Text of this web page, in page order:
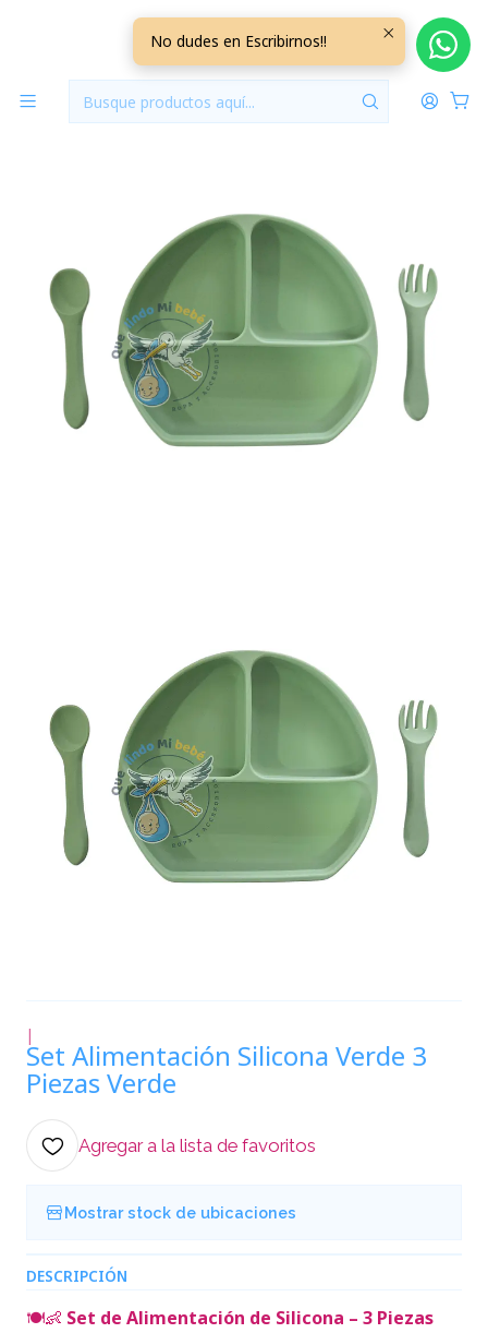
Inicio Lactancia y Alimentacion
Set Alimentación Silicona Verde 3 Piezas Verde
|
Set Alimentación Silicona Verde 3
Piezas Verde
Agregar a la lista de favoritos
Mostrar stock de ubicaciones
DESCRIPCIÓN
🍽️👶 Set de Alimentación de Silicona – 3 Piezas
No dudes en Escribirnos!!